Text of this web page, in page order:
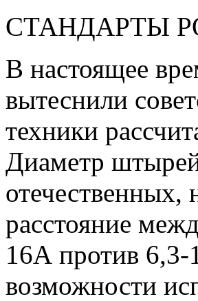
СТАНДАРТЫ
В настоящее
вытеснили
техники
Диаметр
отечественных,
расстояние
16А против 6,3-
возможности